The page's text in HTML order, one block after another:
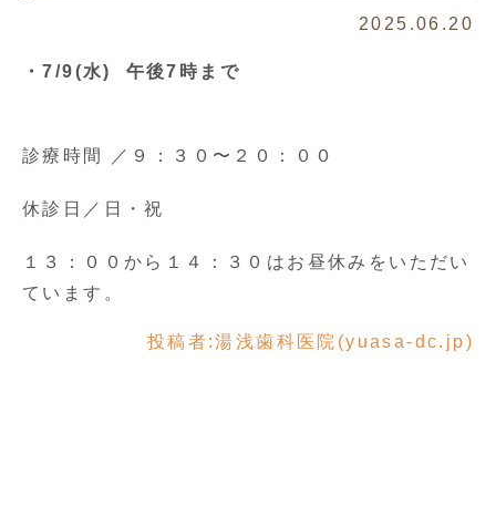
2025.06.20
・7/9(水) 午後7時まで
診療時間 ／９：３０〜２０：００
休診日／日・祝
１３：００から１４：３０はお昼休みをいただい
ています。
投稿者:湯浅歯科医院(yuasa-dc.jp)